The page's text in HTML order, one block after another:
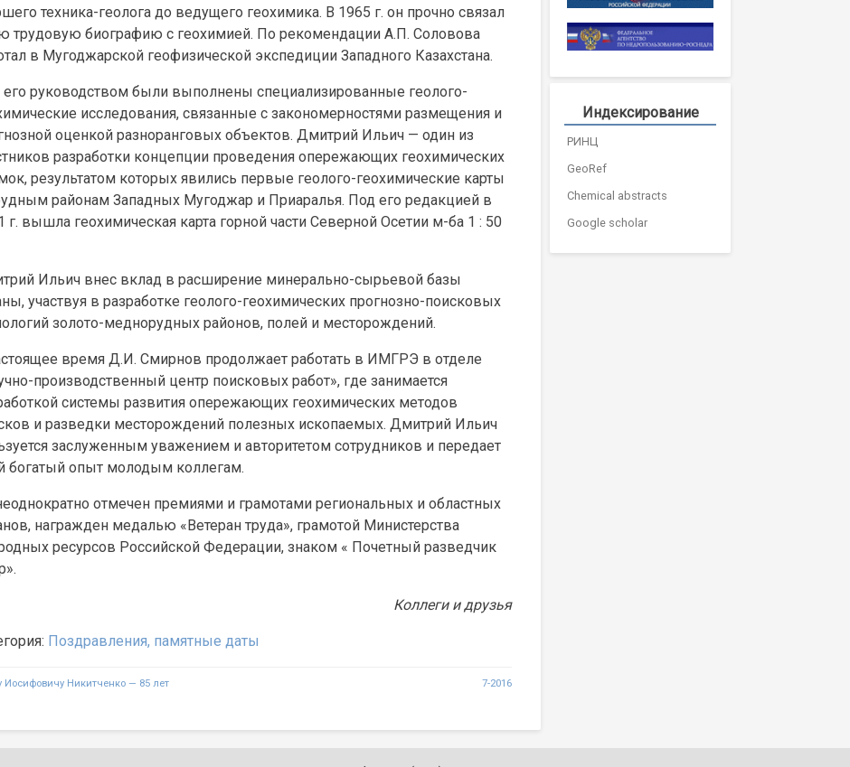
техника-геолога до ведущего геохимика. В 1965 г. он прочно связал
трудовую биографию с геохимией. По рекомендации А.П. Соловова
в Мугоджарской геофизической экспедиции Западного Казахстана.
руководством были выполнены специализированные геолого-
исследования, связанные с закономерностями размещения и
оценкой разноранговых объектов. Дмитрий Ильич — один из
разработки концепции проведения опережающих геохимических
результатом которых явились первые геолого-геохимические карты
районам Западных Мугоджар и Приаралья. Под его редакцией в
г. вышла геохимическая карта горной части Северной Осетии м-ба 1 : 50
Ильич внес вклад в расширение минерально-сырьевой базы
участвуя в разработке геолого-геохимических прогнозно-поисковых
золото-меднорудных районов, полей и месторождений.
время Д.И. Смирнов продолжает работать в ИМГРЭ в отделе
производственный центр поисковых работ», где занимается
системы развития опережающих геохимических методов
и разведки месторождений полезных ископаемых. Дмитрий Ильич
заслуженным уважением и авторитетом сотрудников и передает
богатый опыт молодым коллегам.
отмечен премиями и грамотами региональных и областных
награжден медалью «Ветеран труда», грамотой Министерства
ресурсов Российской Федерации, знаком « Почетный разведчик
Коллеги и друзья
Поздравления, памятные даты
Иосифовичу Никитченко — 85 лет 7-2016
Индексирование
РИНЦ
GeoRef
Chemical abstracts
Google scholar